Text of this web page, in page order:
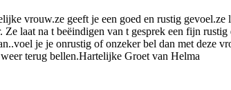
vrouw.ze geeft je een goed en rustig
laat na t beëindigen van t gesprek een fijn
je je onrustig of onzeker bel dan met deze
terug bellen.Hartelijke Groet van Helma